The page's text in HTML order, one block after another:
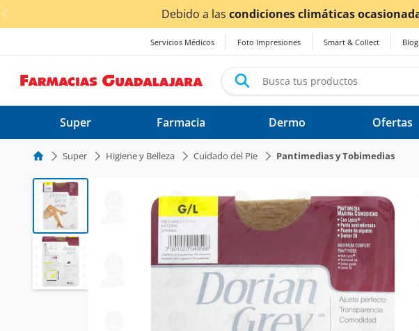
< div class="carousel-inner"> ¡Ahora también en
Servicios Médicos Foto Impresiones Smart & Collect Blog
Super Farmacia Dermo Ofertas
Super Higiene y Belleza Cuidado del Pie Pantimedias y Tobimedias